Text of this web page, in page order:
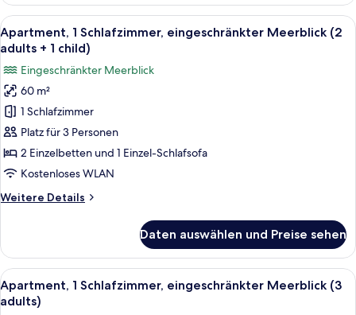
Schlafzimmer,
eingeschränkter
Meerblick
adults)
Alle
Fotos
Apartment,
1
Schlafzimmer,
eingeschränkter
Meerblick
(2
+
anzeigen
Ein modernes Zimmer mit einem
17
Apartment, 1 Schlafzimmer, eingeschränkter Meerblick (2
adults + 1 child)
Eingeschränkter Meerblick
60 m²
1 Schlafzimmer
Platz für 3 Personen
2 Einzelbetten und 1 Einzel-Schlafsofa
Kostenloses WLAN
Weitere Details
Weitere
1
Schlafzimmer,
eingeschränkter
Meerblick
Daten auswählen und Preise sehen
Alle
Fotos
Ein Doppelbett mit grauem Kopfteil,
12
Apartment, 1 Schlafzimmer, eingeschränkter Meerblick (3
adults)